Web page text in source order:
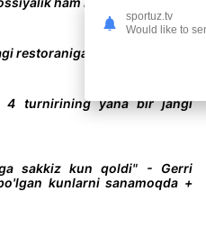
restoraniga tashrif buyurdi
4 turnirining yana bir jangi
sakkiz kun qoldi" - Gerri
kunlarni sanamoqda +
sportuz.tv
Would like to